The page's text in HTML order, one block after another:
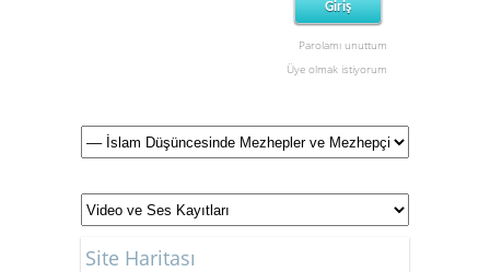
Parolamı unuttum
Üye olmak istiyorum
Site Haritası